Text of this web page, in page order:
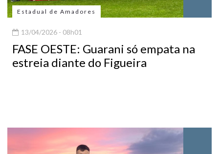
Estadual de Amadores
13/04/2026 - 08h01
FASE OESTE: Guarani só empata na
estreia diante do Figueira